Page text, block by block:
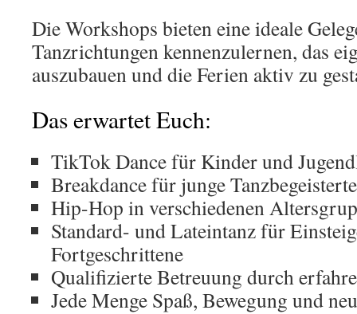
Die Workshops bieten eine ideale
Tanzrichtungen kennenzulernen, das
auszubauen und die Ferien aktiv zu
Das erwartet Euch:
TikTok Dance für Kinder und
Breakdance für junge Tanzbegeisterte
Hip-Hop in verschiedenen
Standard- und Lateintanz für
Fortgeschrittene
Qualifizierte Betreuung durch
Jede Menge Spaß, Bewegung und